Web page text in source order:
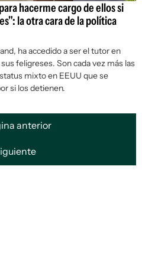
hacerme cargo de ellos si
la otra cara de la política
ha accedido a ser el tutor en
feligreses. Son cada vez más las
mixto en EEUU que se
si los detienen.
anterior